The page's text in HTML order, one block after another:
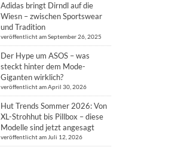
Adidas bringt Dirndl auf die
Wiesn – zwischen Sportswear
und Tradition
veröffentlicht am September 26, 2025
Der Hype um ASOS – was
steckt hinter dem Mode-
Giganten wirklich?
veröffentlicht am April 30, 2026
Hut Trends Sommer 2026: Von
XL-Strohhut bis Pillbox – diese
Modelle sind jetzt angesagt
veröffentlicht am Juli 12, 2026